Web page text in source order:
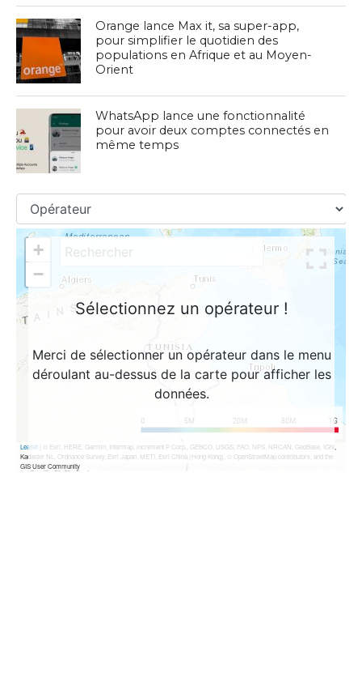
Orange lance Max it, sa super-app,
pour simplifier le quotidien des
populations en Afrique et au Moyen-
Orient
WhatsApp lance une fonctionnalité
pour avoir deux comptes connectés en
même temps